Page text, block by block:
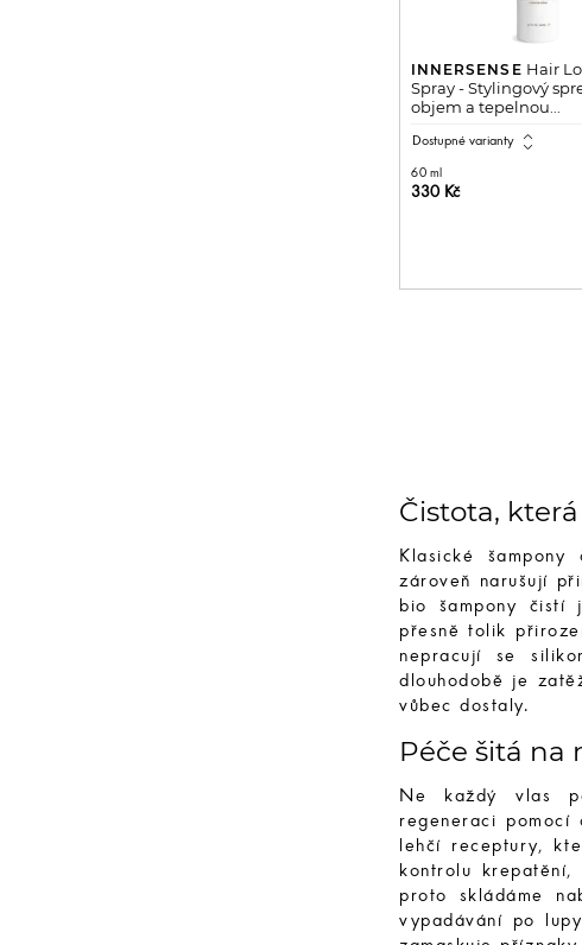
INNERSENSE Hair
Spray - Stylingový
objem a tepelnou...
Dostupné varianty expand_all
60 ml
330 Kč
Čistota,
Klasické
zároveň narušují
bio šampony čistí
přesně tolik
nepracují se
dlouhodobě je
vůbec dostaly.
Péče šitá na
Ne každý vlas
regeneraci pomocí
lehčí receptury,
kontrolu
proto skládáme
vypadávání po